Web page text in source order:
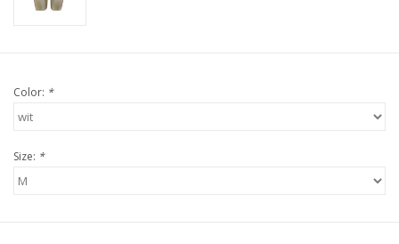
Color: *
Size: *